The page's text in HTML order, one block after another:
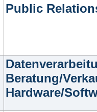
Public
Beratung/
Hardware/